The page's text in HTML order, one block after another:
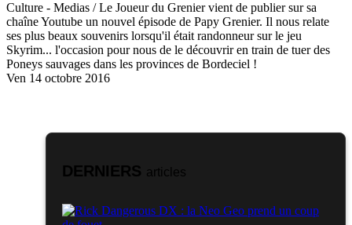
Culture - Medias / Le Joueur du Grenier vient de publier sur sa
chaîne Youtube un nouvel épisode de Papy Grenier. Il nous relate
ses plus beaux souvenirs lorsqu'il était randonneur sur le jeu
Skyrim... l'occasion pour nous de le découvrir en train de tuer des
Poneys sauvages dans les provinces de Bordeciel !
Ven 14 octobre 2016
DERNIERS articles